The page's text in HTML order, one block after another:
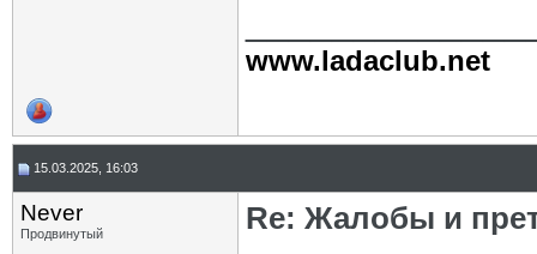
www.ladaclub.net
15.03.2025, 16:03
Never
Продвинутый
Re: Жалобы и